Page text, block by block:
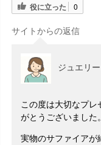
役に立った 0
サイトからの返信
ジュエリ
この度は大切なプレ
がとうございました。
実物のサファイアが